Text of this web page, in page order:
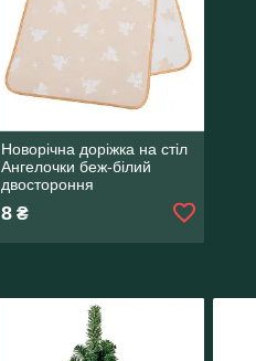
Новорічна доріжка на стіл
Ангелочки беж-білий
двостороння
8₴